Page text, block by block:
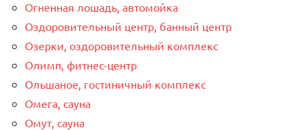
Огненная лошадь, автомойка
Оздоровительный центр, банный центр
Озерки, оздоровительный комплекс
Олимп, фитнес-центр
Ольшаное, гостиничный комплекс
Омега, сауна
Омут, сауна